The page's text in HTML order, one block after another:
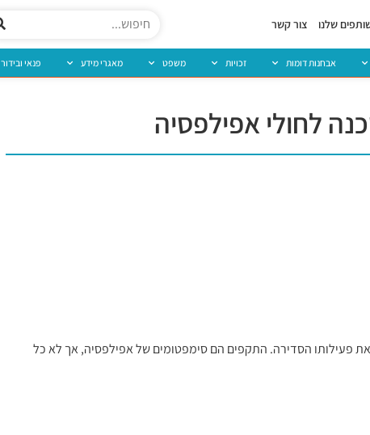
שלנו צור קשר
אבחנות דומות זכויות משפט מאגרי מידע פנאי ובידור
לחולי אפילפסיה
פעילותו הסדירה. התקפים הם סימפטומים של אפילפסיה, אך לא כל